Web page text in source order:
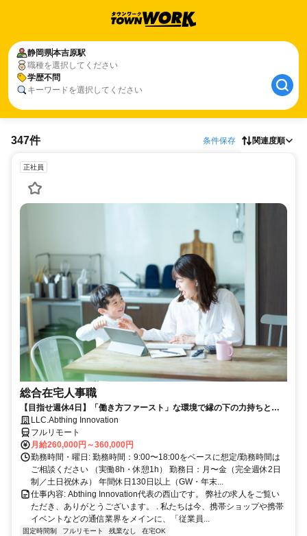
静岡県本吉原駅
職種を選択してください
学歴不問
キーワードを選択してください
347件 条件保存 関連度順
正社員
総合在宅人事職
【目指せ週休4日】「働き方ファースト」な環境で縁の下の力持ちとし
て活躍する人事ポジション｜20代30代活躍中
LLC.Abthing Innovation
フルリモート
月給260,000円～360,000円
勤務時間・曜日: 勤務時間：9:00〜18:00をベースに想定/勤務時間は
ご相談ください （実働8h・休憩1h） 勤務日：月〜金（完全週休2日
制／土日祝休み） 年間休日130日以上（GW・年末...
仕事内容: Abthing Innovation代表の西山です。 弊社の求人をご覧い
ただき、ありがとうございます。 . 私たちは今、携帯ショップや携帯
イベントなどの通信業界をメインに、「従業員...
固定時間制 フルリモート 残業なし 在宅OK